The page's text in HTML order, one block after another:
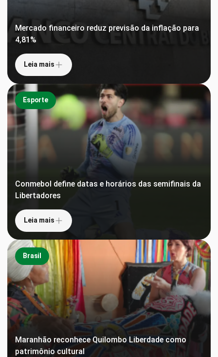
Mercado financeiro reduz previsão da inflação para
4,81%
Leia mais
Esporte
Conmebol define datas e horários das semifinais da
Libertadores
Leia mais
Brasil
Maranhão reconhece Quilombo Liberdade como
patrimônio cultural